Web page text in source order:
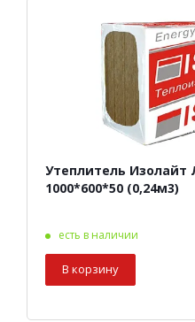
Утеплитель Изолайт
1000*600*50 (0,24м3)
есть в наличии
В корзину